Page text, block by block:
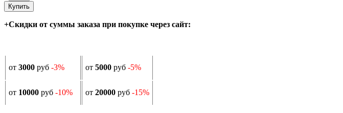
Купить
+Скидки от суммы заказа при покупке через сайт:
от 3000 руб -3% от 5000 руб -5%
от 10000 руб -10% от 20000 руб -15%